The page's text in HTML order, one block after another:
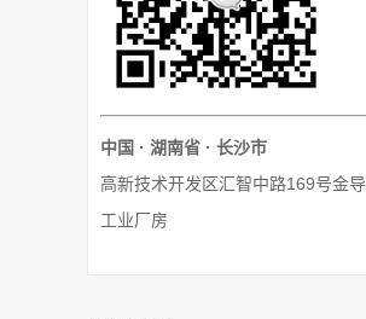
中国 · 湖南省 · 长沙市
高新技术开发区汇智中路169号金
工业厂房